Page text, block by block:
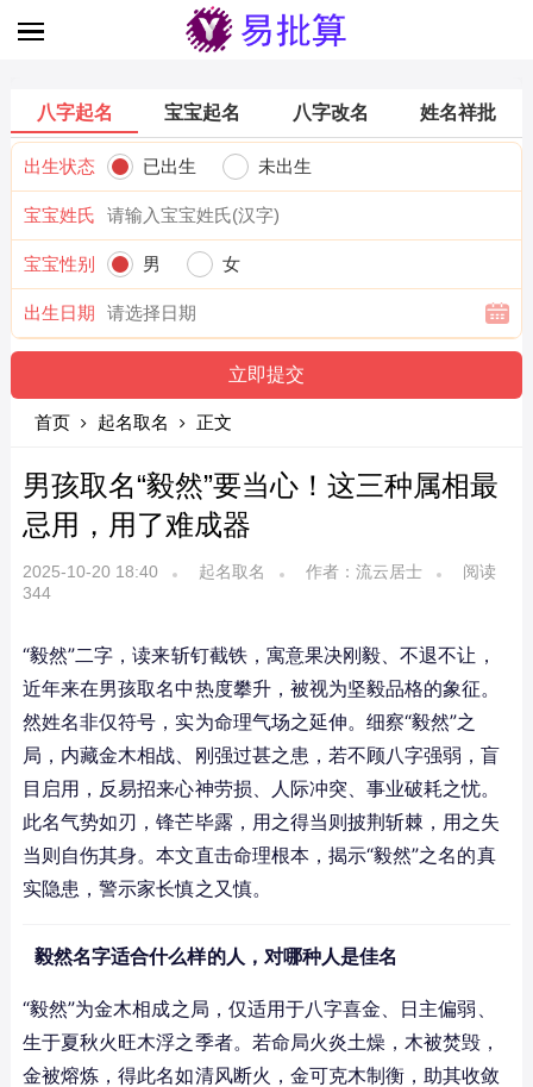
八字起名 宝宝起名 八字改名 姓名祥批
出生状态 已出生 未出生
宝宝姓氏
宝宝性别 男 女
出生日期
首页 起名取名 正文
男孩取名“毅然”要当心！这三种属相最
忌用，用了难成器
2025-10-20 18:40 起名取名 作者：流云居士
阅读
344
“毅然”二字，读来斩钉截铁，寓意果决刚毅、不退不让，
近年来在男孩取名中热度攀升，被视为坚毅品格的象征。
然姓名非仅符号，实为命理气场之延伸。细察“毅然”之
局，内藏金木相战、刚强过甚之患，若不顾八字强弱，盲
目启用，反易招来心神劳损、人际冲突、事业破耗之忧。
此名气势如刃，锋芒毕露，用之得当则披荆斩棘，用之失
当则自伤其身。本文直击命理根本，揭示“毅然”之名的真
实隐患，警示家长慎之又慎。
毅然名字适合什么样的人，对哪种人是佳名
“毅然”为金木相成之局，仅适用于八字喜金、日主偏弱、
生于夏秋火旺木浮之季者。若命局火炎土燥，木被焚毁，
金被熔炼，得此名如清风断火，金可克木制衡，助其收敛